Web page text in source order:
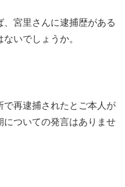
、宮里さんに逮捕歴がある
いでしょうか。
で再逮捕されたとご本人が
についての発言はありませ